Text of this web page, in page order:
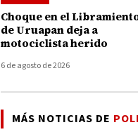
Choque en el
de Uruapan deja a
motociclista herido
6 de agosto de 2026
MÁS NOTICIAS DE